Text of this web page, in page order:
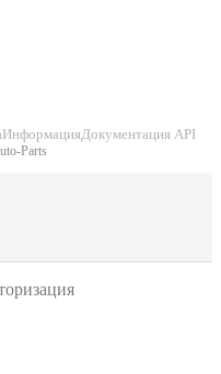
ИнформацияДокументация API
Parts